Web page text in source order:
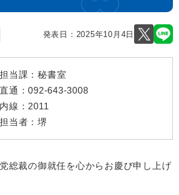
発表日： 2025年10月4日
担当課： 秘書室
直通：092-643-3008
内線： 2011
担当者： 堺
総裁の御就任を心からお慶び申し上げ